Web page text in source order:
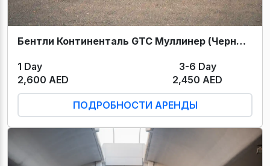
Бентли Континенталь GTC Муллинер (Черный) 2022
1 Day
3-6 Day
2,600 AED
2,450 AED
ПОДРОБНОСТИ АРЕНДЫ